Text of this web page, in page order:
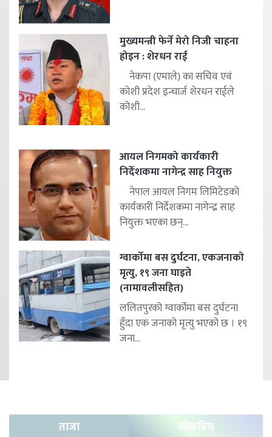
मुख्यमन्त्री फेर्ने मेरो निजी चाहना
होइन : शेरधन राई
नेकपा (एमाले) का सचिव एवं
कोशी प्रदेश इन्चार्ज शेरधन राईले
कोशी...
आयल निगमको कार्यकारी
निर्देशकमा नागेन्द्र साह नियुक्त
नेपाल आयल निगम लिमिटेडको
कार्यकारी निर्देशकमा नागेन्द्र साह
नियुक्त भएका छन्...
ग्वार्कोमा बस दुर्घटना, एकजनाको
मृत्यु, १९ जना घाइते
(नामावलीसहित)
ललितपुरको ग्वार्कोमा बस दुर्घटना
हुँदा एक जनाको मृत्यु भएको छ । १९
जना...
ताजा लोकप्रिय